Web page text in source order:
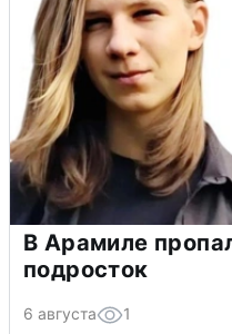
В Арамиле
подросток
6 августа 1